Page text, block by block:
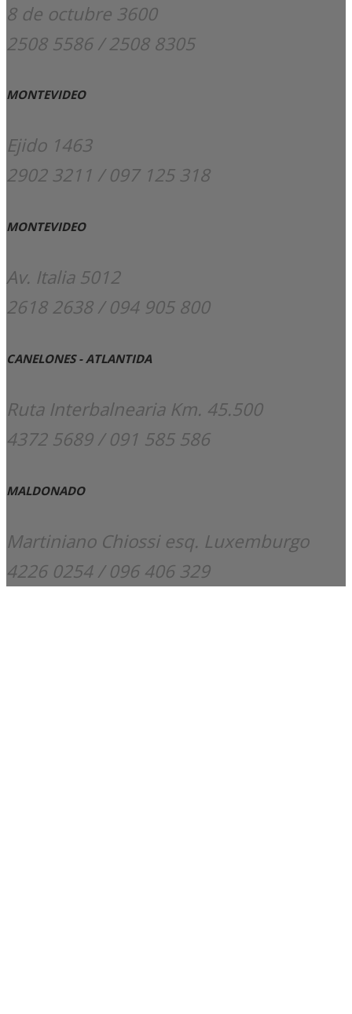
8 de octubre 3600
2508 5586 / 2508 8305
MONTEVIDEO
Ejido 1463
2902 3211 / 097 125 318
MONTEVIDEO
Av. Italia 5012
2618 2638 / 094 905 800
CANELONES - ATLANTIDA
Ruta Interbalnearia Km. 45.500
4372 5689 / 091 585 586
MALDONADO
Martiniano Chiossi esq. Luxemburgo
4226 0254 / 096 406 329